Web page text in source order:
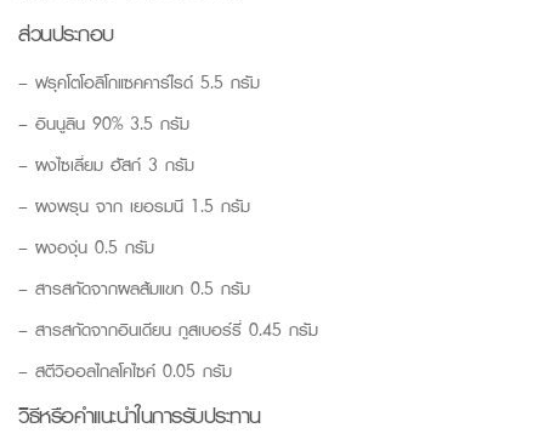
ส่วนประกอบ
– ฟรุคโตโอลิโกแซคคาร์ไรด์ 5.5 กรัม
– อินนูลิน 90% 3.5 กรัม
– ผงไซเลี่ยม ฮัสก์ 3 กรัม
– ผงพรุน จาก เยอรมนี 1.5 กรัม
– ผงองุ่น 0.5 กรัม
– สารสกัดจากผลส้มแขก 0.5 กรัม
– สารสกัดจากอินเดียน กูสเบอร์รี่ 0.45 กรัม
– สตีวิออลไกลโคไซค์ 0.05 กรัม
วิธีหรือคำแนะนำในการรับประทาน